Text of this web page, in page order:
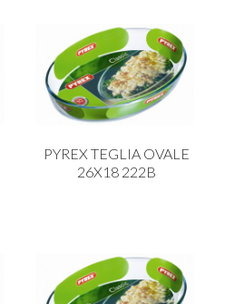
PYREX TEGLIA OVALE
26X18 222B